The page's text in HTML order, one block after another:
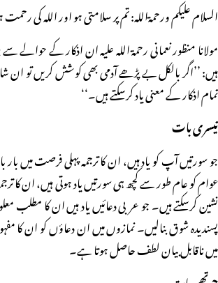
السلام علیکم ورحمۃاللہ: تم پر سلامتی ہو اور اللہ کی
مولانا منظور نعمانی رحمۃ اللہ علیہ ان اذکار کے حوالے
ہیں: ’’اگر بالکل بے پڑھے آدمی بھی کوشش کریں تو ان
تمام اذکار کے معنی یاد کرسکتے ہیں۔‘‘
تیسری بات
جو سورتیں آپ کو یاد ہیں، ان کا ترجمہ پہلی فرصت میں بار
عوام کو عام طور سے کچھ ہی سورتیں یاد ہوتی ہیں، ان کا
نشین کرسکتے ہیں۔ جو عربی دعائیں یاد ہیں ان کا مطلب
پسندیدہ شوق بنالیں۔ نمازوں میں ان دعاؤں کو ان کا
میں ناقابل بیان لطف حاصل ہوتا ہے۔